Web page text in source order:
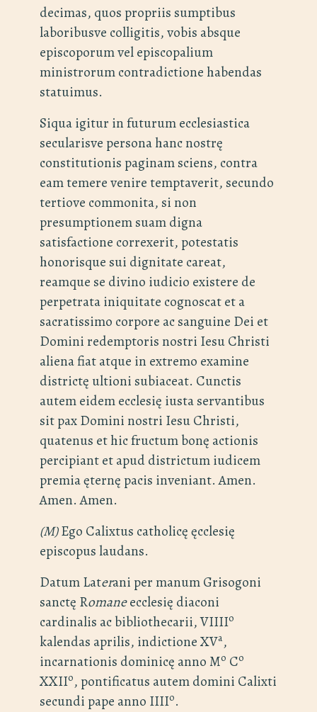
decimas, quos propriis sumptibus
laboribusve colligitis, vobis absque
episcoporum vel episcopalium
ministrorum contradictione habendas
statuimus.
Siqua igitur in futurum ecclesiastica
secularisve persona hanc nostrę
constitutionis paginam sciens, contra
eam temere venire temptaverit, secundo
tertiove commonita, si non
presumptionem suam digna
satisfactione correxerit, potestatis
honorisque sui dignitate careat,
reamque se divino iudicio existere de
perpetrata iniquitate cognoscat et a
sacratissimo corpore ac sanguine Dei et
Domini redemptoris nostri Iesu Christi
aliena fiat atque in extremo examine
districtę ultioni subiaceat. Cunctis
autem eidem ecclesię iusta servantibus
sit pax Domini nostri Iesu Christi,
quatenus et hic fructum bonę actionis
percipiant et apud districtum iudicem
premia ęternę pacis inveniant. Amen.
Amen. Amen.
(M)Ego Calixtus catholicę ęcclesię
episcopus laudans.
Datum Laterani per manum Grisogoni
sanctę Romaneecclesię diaconi
cardinalis ac bibliothecarii, VIIIIo
kalendas aprilis, indictione XVa,
incarnationis dominicę anno Mo Co
XXIIo, pontificatus autem domini Calixti
secundi pape anno IIIIo.